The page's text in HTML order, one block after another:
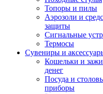
Топоры и пилы
Аэрозоли и
защиты
Сигнальные
Термосы
Сувениры и
Кошельки и
денег
Посуда и
приборы